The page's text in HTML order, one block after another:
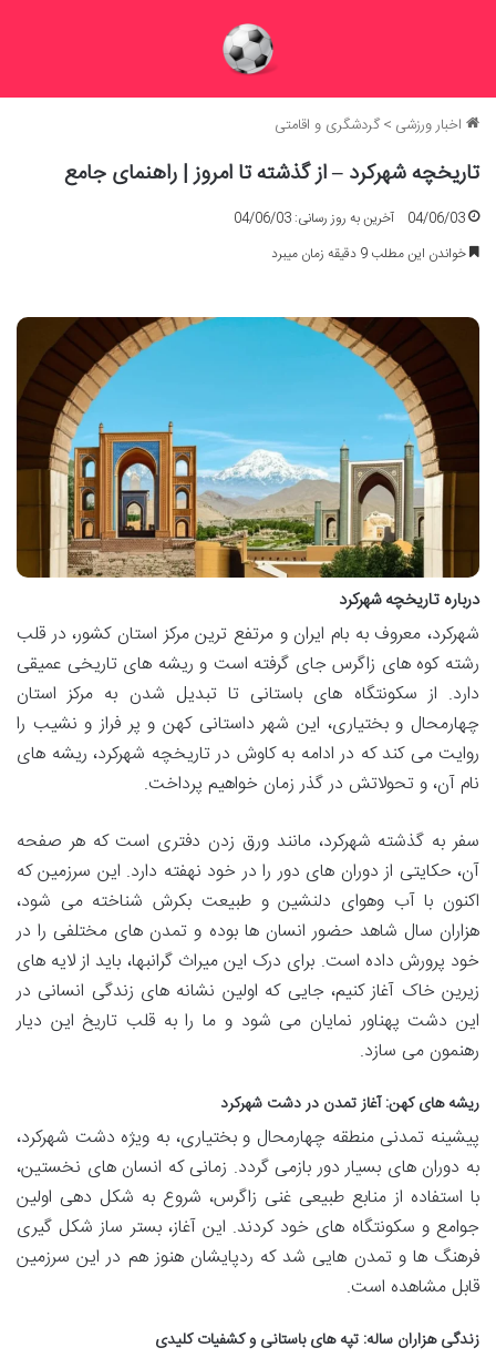
اخبار ورزشی >گردشگری و اقامتی
تاریخچه شهرکرد – از گذشته تا امروز | راهنمای جامع
04/06/03
آخرین به روز رسانی: 04/06/03
خواندن این مطلب 9 دقیقه زمان میبرد
درباره تاریخچه شهرکرد
شهرکرد، معروف به بام ایران و مرتفع ترین مرکز استان کشور، در قلب
رشته کوه های زاگرس جای گرفته است و ریشه های تاریخی عمیقی
دارد. از سکونتگاه های باستانی تا تبدیل شدن به مرکز استان
چهارمحال و بختیاری، این شهر داستانی کهن و پر فراز و نشیب را
روایت می کند که در ادامه به کاوش در تاریخچه شهرکرد، ریشه های
نام آن، و تحولاتش در گذر زمان خواهیم پرداخت.
سفر به گذشته شهرکرد، مانند ورق زدن دفتری است که هر صفحه
آن، حکایتی از دوران های دور را در خود نهفته دارد. این سرزمین که
اکنون با آب وهوای دلنشین و طبیعت بکرش شناخته می شود،
هزاران سال شاهد حضور انسان ها بوده و تمدن های مختلفی را در
خود پرورش داده است. برای درک این میراث گرانبها، باید از لایه های
زیرین خاک آغاز کنیم، جایی که اولین نشانه های زندگی انسانی در
این دشت پهناور نمایان می شود و ما را به قلب تاریخ این دیار
رهنمون می سازد.
ریشه های کهن: آغاز تمدن در دشت شهرکرد
پیشینه تمدنی منطقه چهارمحال و بختیاری، به ویژه دشت شهرکرد،
به دوران های بسیار دور بازمی گردد. زمانی که انسان های نخستین،
با استفاده از منابع طبیعی غنی زاگرس، شروع به شکل دهی اولین
جوامع و سکونتگاه های خود کردند. این آغاز، بستر ساز شکل گیری
فرهنگ ها و تمدن هایی شد که ردپایشان هنوز هم در این سرزمین
قابل مشاهده است.
زندگی هزاران ساله: تپه های باستانی و کشفیات کلیدی